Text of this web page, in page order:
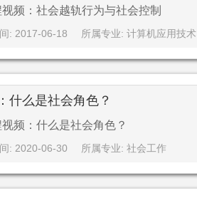
频：社会越轨行为与社会控制
间: 2017-06-18 所属专业: 计算机应用技术
什么是社会角色？
频：什么是社会角色？
间: 2020-06-30 所属专业: 社会工作